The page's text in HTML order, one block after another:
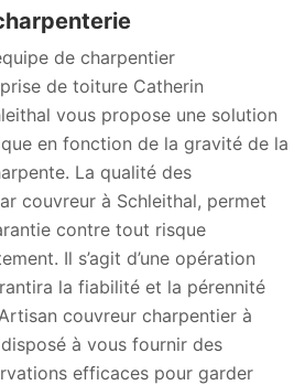
de charpentier
de toiture Catherin
vous propose une solution
en fonction de la gravité de la
La qualité des
couvreur à Schleithal, permet
contre tout risque
Il s’agit d’une opération
la fiabilité et la pérennité
couvreur charpentier à
à vous fournir des
efficaces pour garder